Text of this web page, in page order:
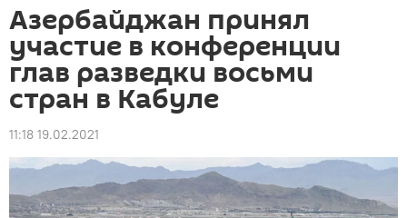
Азербайджан принял
участие в конференции
глав разведки восьми
стран в Кабуле
11:18 19.02.2021